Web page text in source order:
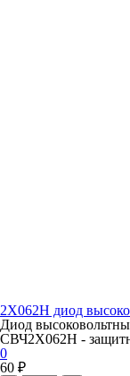
2X062H диод
Диод
СВЧ2X062H -
0
60 ₽